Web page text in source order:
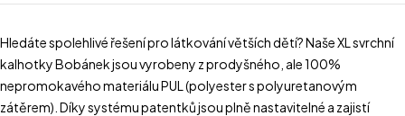
Hledáte spolehlivé řešení pro látkování větších dětí? Naše XL svrchní
kalhotky Bobánek jsou vyrobeny z prodyšného, ale 100%
nepromokavého materiálu PUL (polyester s polyuretanovým
zátěrem). Díky systému patentků jsou plně nastavitelné a zajistí